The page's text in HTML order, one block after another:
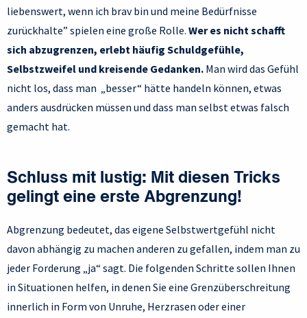
liebenswert, wenn ich brav bin und meine Bedürfnisse
zurückhalte” spielen eine große Rolle. Wer es nicht schafft
sich abzugrenzen, erlebt häufig Schuldgefühle,
Selbstzweifel und kreisende Gedanken. Man wird das Gefühl
nicht los, dass man „besser“ hätte handeln können, etwas
anders ausdrücken müssen und dass man selbst etwas falsch
gemacht hat.
Schluss mit lustig: Mit diesen Tricks
gelingt eine erste Abgrenzung!
Abgrenzung bedeutet, das eigene Selbstwertgefühl nicht
davon abhängig zu machen anderen zu gefallen, indem man zu
jeder Forderung „ja“ sagt. Die folgenden Schritte sollen Ihnen
in Situationen helfen, in denen Sie eine Grenzüberschreitung
innerlich in Form von Unruhe, Herzrasen oder einer